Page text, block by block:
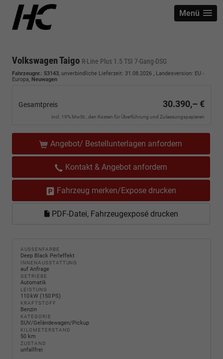
Menü
Volkswagen Taigo R-Line Plus 1.5 TSI 7-Gang-DSG
Fahrzeugnr.: 53143, unverbindliche Lieferzeit: 31.08.2026 , Landesversion: EU -
Europa, Neuwagen
Gesamtpreis 30.390,– €
incl. 19% MwSt., den Kosten für Überführung und Zulassungspapieren
Angebot/ Bestellunterlagen anfordern
Kontakt & Angebot anfordern
Fahrzeug merken/Expose drucken
PDF-Datei, Fahrzeugexposé drucken
AUSSENFARBE
Deep Black Perleffekt
INNENAUSSTATTUNG
auf Anfrage
GETRIEBE
Automatik
LEISTUNG
110 kW (150 PS)
KRAFTSTOFF
Benzin
KATEGORIE
SUV/Geländewagen/Pickup
KILOMETERSTAND
50 km
ZUSTAND
unfallfrei